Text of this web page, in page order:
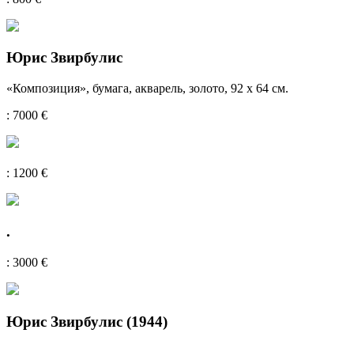
Юрис Звирбулис
«Композиция», бумага, акварель, золото, 92 х 64 см.
: 7000 €
: 1200 €
.
: 3000 €
Юрис Звирбулис (1944)